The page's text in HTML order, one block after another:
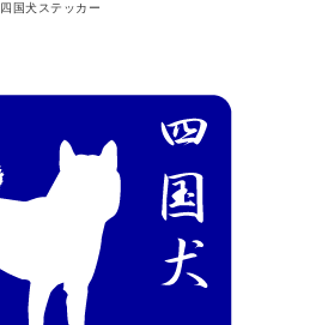
四国犬ステッカー